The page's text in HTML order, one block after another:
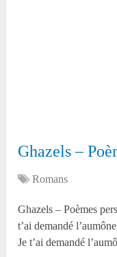
Ghazels –
Romans
Ghazels – Poèmes
t’ai demandé
Je t’ai demandé